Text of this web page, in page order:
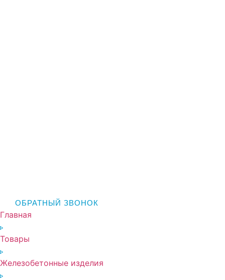
ОБРАТНЫЙ ЗВОНОК
Главная
Товары
Железобетонные изделия